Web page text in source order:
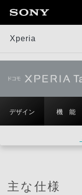
Xperia
デザイン 機 能
主な仕様